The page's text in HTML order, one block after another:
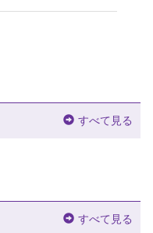
すべて見る
すべて見る